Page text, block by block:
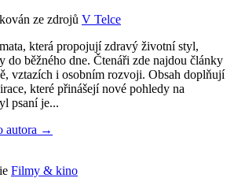
ze zdrojů V Telce
která propojují zdravý životní styl,
do běžného dne. Čtenáři zde najdou články
vztazích i osobním rozvoji. Obsah doplňují
které přinášejí nové pohledy na
psaní je...
autora →
Filmy & kino